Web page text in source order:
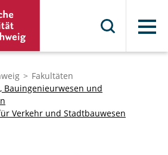
Menü
Fakultäten
Bauingenieurwesen und
Verkehr und Stadtbauwesen